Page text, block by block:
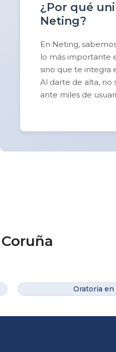
¿Por qué
Neting?
En Neting,
lo más importante
sino que te integra
Al darte de alta, no
ante miles de
Oratoria en